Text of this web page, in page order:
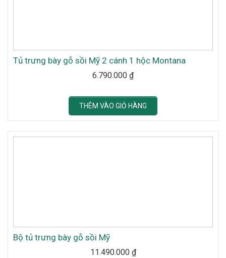
Tủ trưng bày gỗ sồi Mỹ 2 cánh 1 hộc Montana
6.790.000 ₫
THÊM VÀO GIỎ HÀNG
Bộ tủ trưng bày gỗ sồi Mỹ
11.490.000 ₫